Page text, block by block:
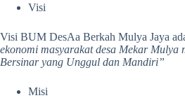
Visi
Visi BUM DesAa Berkah Mulya Jaya
ekonomi masyarakat desa Mekar Mulya
Bersinar yang Unggul dan Mandiri”
Misi